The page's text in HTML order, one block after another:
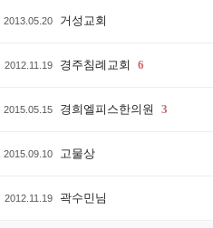
2013.05.20 거성교회
2012.11.19 경주침례교회 6
2015.05.15 경희엘피스한의원 3
2015.09.10 고물상
2012.11.19 곽수민님